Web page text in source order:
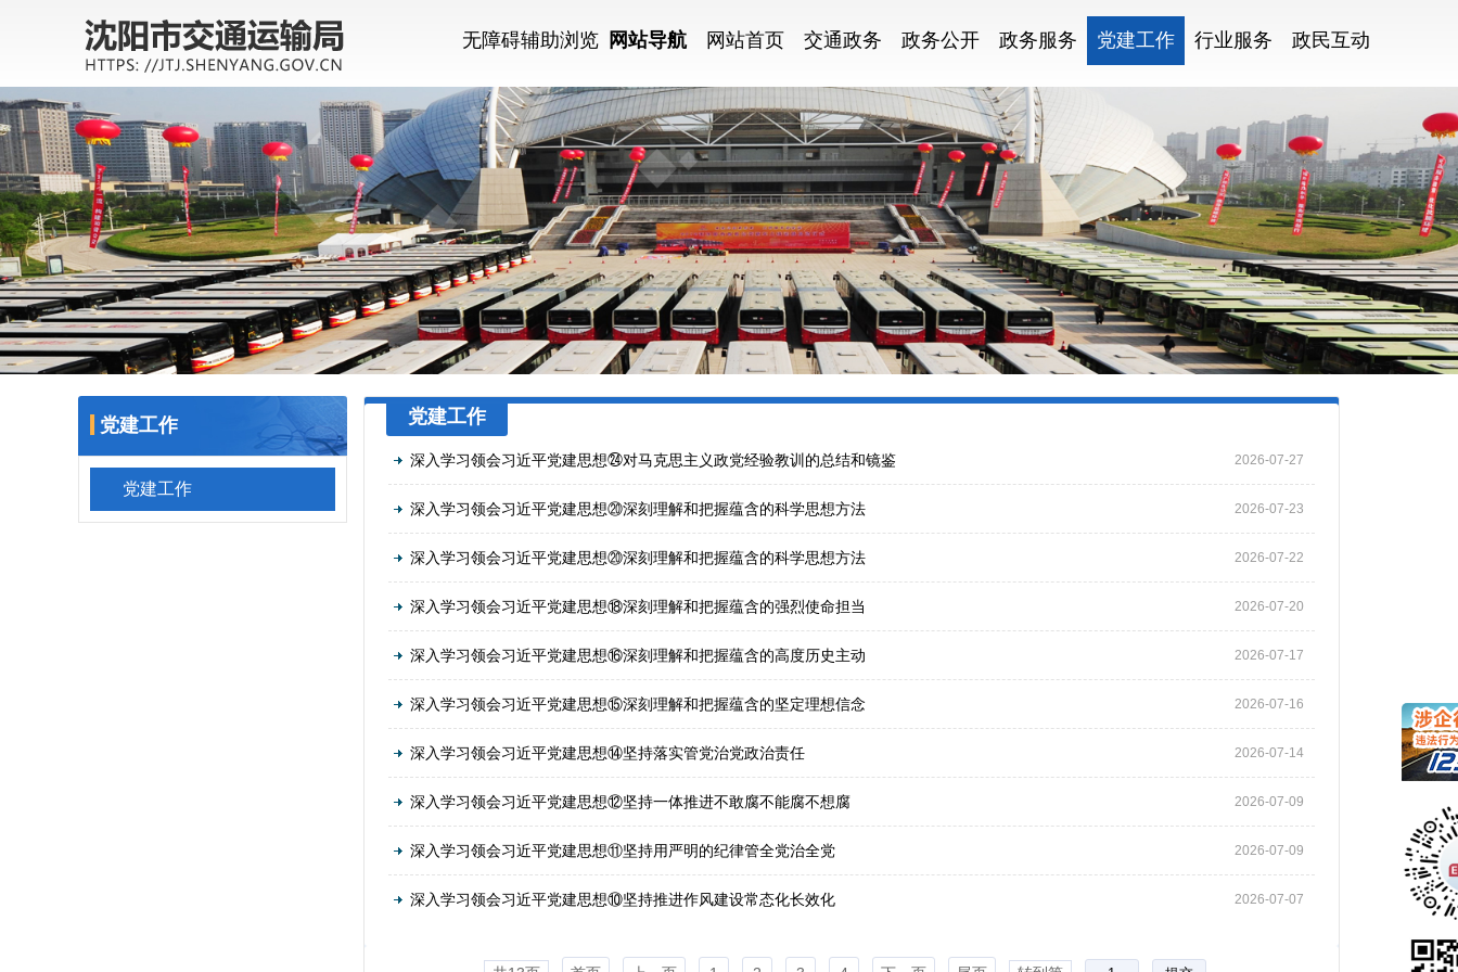
无障碍辅助浏览 网站导航 网站首页 交通政务 政务公开 政务服务 党建工作 行业服务 政民互动
党建工作
党建工作
党建工作
深入学习领会习近平党建思想㉔对马克思主义政党经验教训的总结和镜鉴 2026-07-27
深入学习领会习近平党建思想⑳深刻理解和把握蕴含的科学思想方法 2026-07-23
深入学习领会习近平党建思想⑳深刻理解和把握蕴含的科学思想方法 2026-07-22
深入学习领会习近平党建思想⑱深刻理解和把握蕴含的强烈使命担当 2026-07-20
深入学习领会习近平党建思想⑯深刻理解和把握蕴含的高度历史主动 2026-07-17
深入学习领会习近平党建思想⑮深刻理解和把握蕴含的坚定理想信念 2026-07-16
深入学习领会习近平党建思想⑭坚持落实管党治党政治责任 2026-07-14
深入学习领会习近平党建思想⑫坚持一体推进不敢腐不能腐不想腐 2026-07-09
深入学习领会习近平党建思想⑪坚持用严明的纪律管全党治全党 2026-07-09
深入学习领会习近平党建思想⑩坚持推进作风建设常态化长效化 2026-07-07